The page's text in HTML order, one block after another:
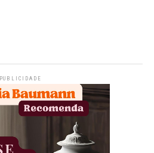
PUBLICIDADE